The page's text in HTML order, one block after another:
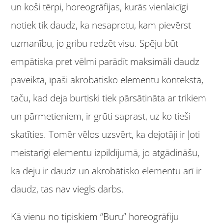
un koši tērpi, horeogrāfijas, kurās vienlaicīgi
notiek tik daudz, ka nesaprotu, kam pievērst
uzmanību, jo gribu redzēt visu. Spēju būt
empātiska pret vēlmi parādīt maksimāli daudz
paveiktā, īpaši akrobātisko elementu kontekstā,
taču, kad deja burtiski tiek pārsātināta ar trikiem
un pārmetieniem, ir grūti saprast, uz ko tieši
skatīties. Tomēr vēlos uzsvērt, ka dejotāji ir ļoti
meistarīgi elementu izpildījumā, jo atgādināšu,
ka deju ir daudz un akrobātisko elementu arī ir
daudz, tas nav viegls darbs.
Kā vienu no tipiskiem “Buru” horeogrāfiju